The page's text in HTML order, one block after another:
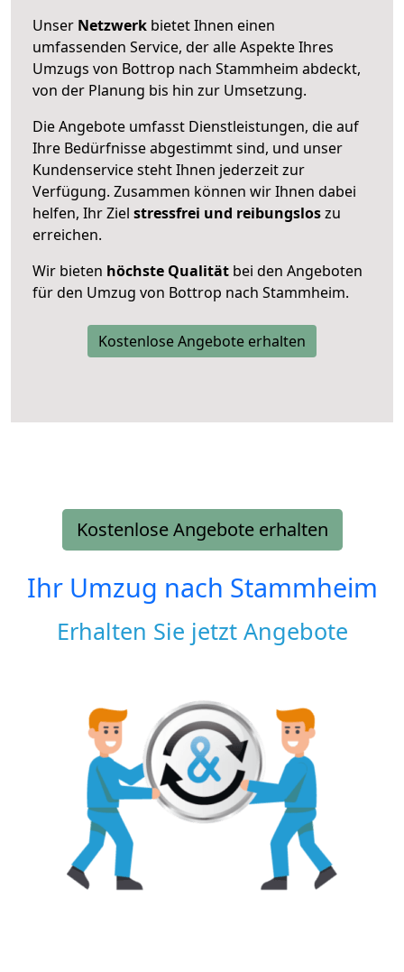
Unser Netzwerk bietet Ihnen einen
umfassenden Service, der alle Aspekte Ihres
Umzugs von Bottrop nach Stammheim abdeckt,
von der Planung bis hin zur Umsetzung.
Die Angebote umfasst Dienstleistungen, die auf
Ihre Bedürfnisse abgestimmt sind, und unser
Kundenservice steht Ihnen jederzeit zur
Verfügung. Zusammen können wir Ihnen dabei
helfen, Ihr Ziel stressfrei und reibungsloszu
erreichen.
Wir bieten höchste Qualität bei den Angeboten
für den Umzug von Bottrop nach Stammheim.
Kostenlose Angebote erhalten
Kostenlose Angebote erhalten
Ihr Umzug nach Stammheim
Erhalten Sie jetzt Angebote